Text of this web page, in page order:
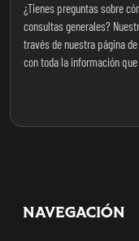
¿Tienes preguntas sobre
consultas generales?
través de nuestra página
con toda la información
Footer
NAVEGACIÓN